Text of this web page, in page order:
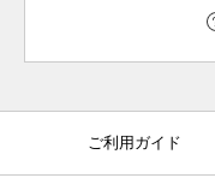
ご利用ガイド